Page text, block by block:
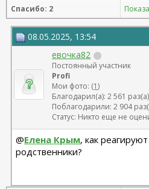
Спасибо: 2
08.05.2025, 13:54
евочка82
Постоянный участник
Profi
Мои фото: (1)
Благодарил(а): 2 561 раз(а)
Поблагодарили: 2 904
Статус: Никто еще не
@Елена Крым, как
родственники?